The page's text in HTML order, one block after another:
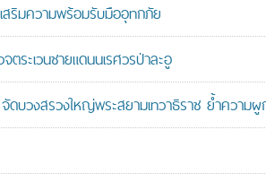
ริมความพร้อมรับมืออุทกภัย
ระเวนชายแดนนเรศวรป่าละอู
บวงสรวงใหญ่พระสยามเทวาธิราช ย้ำความ